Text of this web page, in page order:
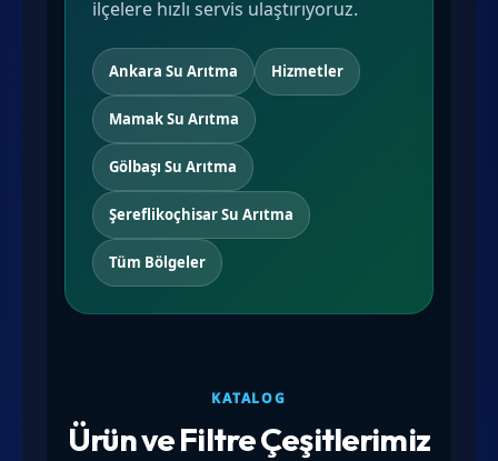
ilçelere hızlı servis ulaştırıyoruz.
Ankara Su Arıtma Hizmetler
Mamak Su Arıtma
Gölbaşı Su Arıtma
Şereflikoçhisar Su Arıtma
Tüm Bölgeler
KATALOG
Ürün ve Filtre Çeşitlerimiz